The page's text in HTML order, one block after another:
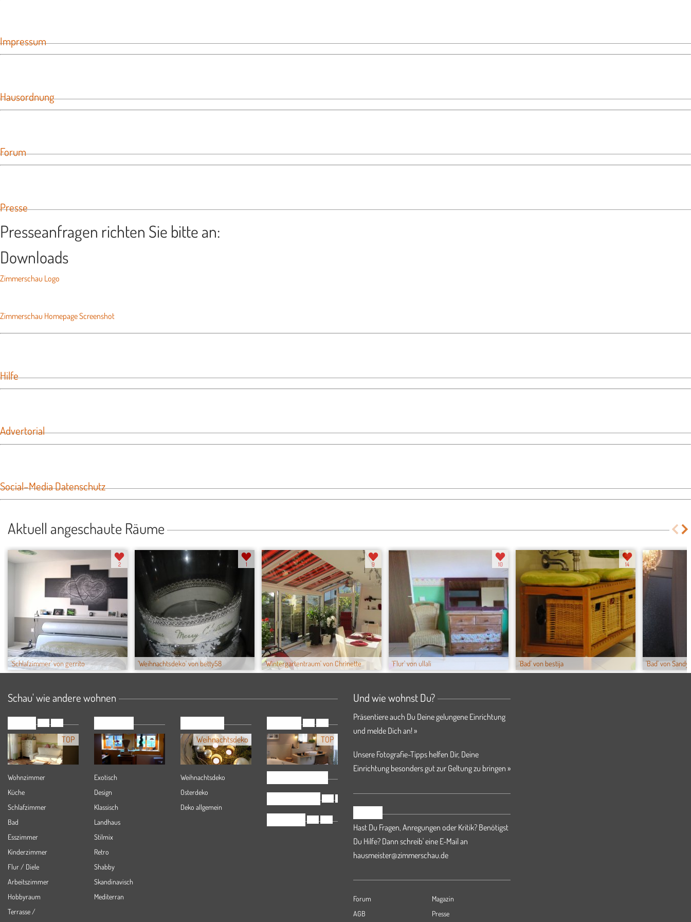
Impressum
Hausordnung
Forum
Presse
Presseanfragen richten Sie bitte an:
Downloads
Zimmerschau Logo
Zimmerschau Homepage Screenshot
Hilfe
Advertorial
Social–Media Datenschutz
Aktuell angeschaute Räume
'Schlafzimmer' von gerrito
2
'Weihnachtsdeko' von betty58
1
'Wintergartentraum' von Chrinette
9
'Flur' von ullali
10
'Bad' von bestija
14
'Bad' von
Schau' wie andere wohnen
TOP
Wohnzimmer
Küche
Schlafzimmer
Bad
Esszimmer
Kinderzimmer
Flur / Diele
Arbeitszimmer
Hobbyraum
Terrasse /
Exotisch
Design
Klassisch
Landhaus
Stilmix
Retro
Shabby
Skandinavisch
Mediterran
Weihnachtsdeko
Weihnachtsdeko
Osterdeko
Deko allgemein
TOP
Und wie wohnst Du?
Präsentiere auch Du Deine gelungene Einrichtung
und melde Dich an! »
Unsere Fotografie-Tipps helfen Dir, Deine
Einrichtung besonders gut zur Geltung zu bringen »
Hast Du Fragen, Anregungen oder Kritik? Benötigst
Du Hilfe? Dann schreib' eine E-Mail an
hausmeister@zimmerschau.de
Forum
Magazin
AGB
Presse